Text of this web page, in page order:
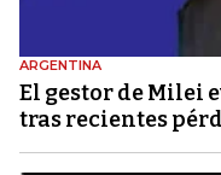
ARGENTINA
El gestor de Milei
tras recientes